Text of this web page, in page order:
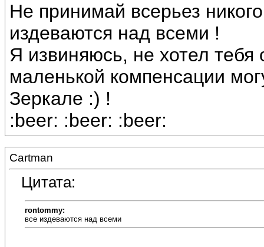
Не принимай всерьез
издеваются над всеми !
Я извиняюсь, не хотел тебя
маленькой компенсации
Зеркале :) !
:beer: :beer: :beer:
Cartman
Цитата:
rontommy:
все издеваются над всеми